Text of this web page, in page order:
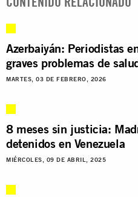
Azerbaiyán: Periodistas
graves problemas de
MARTES, 03 DE FEBRERO, 2026
8 meses sin justicia:
detenidos en Venezuela
MIÉRCOLES, 09 DE ABRIL, 2025